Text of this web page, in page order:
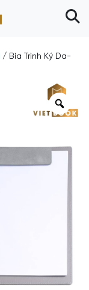
/ Bìa Trình Ký Da-